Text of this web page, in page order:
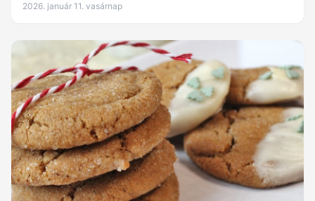
2026. január 11. vasárnap